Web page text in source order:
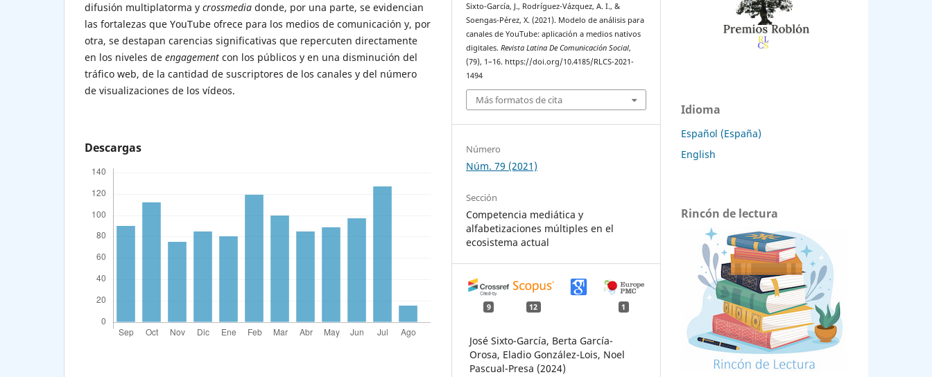
difusión multiplatorma y crossmedia donde, por una parte, se evidencian
las fortalezas que YouTube ofrece para los medios de comunicación y, por
otra, se destapan carencias significativas que repercuten directamente
en los niveles de engagement con los públicos y en una disminución del
tráfico web, de la cantidad de suscriptores de los canales y del número
de visualizaciones de los vídeos.
Descargas
Sixto-García, J., Rodríguez-Vázquez, A. I., &
Soengas-Pérez, X. (2021). Modelo de análisis para
canales de YouTube: aplicación a medios nativos
digitales.Revista Latina De Comunicación Social,
(79), 1–16. https://doi.org/10.4185/RLCS-2021-
1494
Más formatos de cita
Número
Núm. 79 (2021)
Sección
Competencia mediática y
alfabetizaciones múltiples en el
ecosistema actual
9 12 1
José Sixto-García, Berta García-
Orosa, Eladio González-Lois, Noel
Pascual-Presa (2024)
Idioma
Español (España)
English
Rincón de lectura